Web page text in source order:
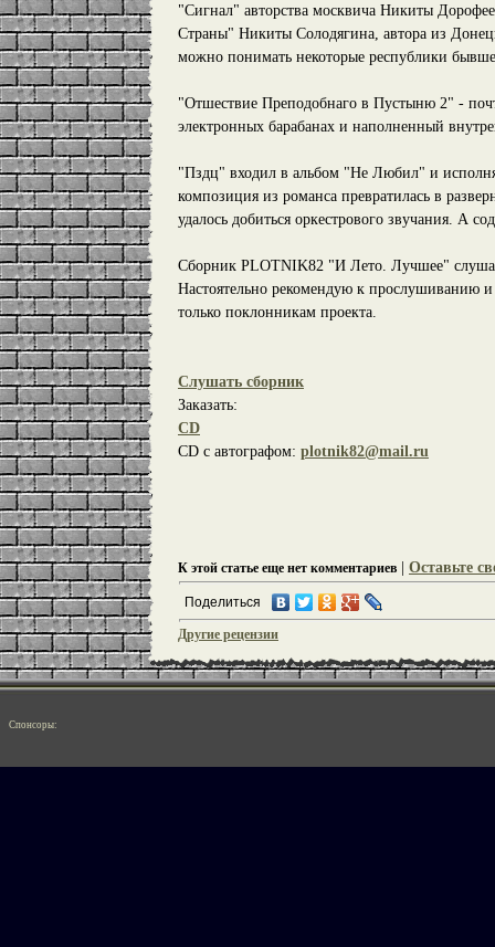
"Сигнал" авторства москвича Никиты
Страны" Никиты Солодягина, автора из
можно понимать некоторые республики
"Отшествие Преподобнаго в Пустыню 2" -
электронных барабанах и наполненный
"Пздц" входил в альбом "Не Любил" и
композиция из романса превратилась в
удалось добиться оркестрового звучания. А
Сборник PLOTNIK82 "И Лето. Лучшее"
Настоятельно рекомендую к прослушиванию
только поклонникам проекта.
Слушать сборник
Заказать:
CD
CD с автографом: plotnik82@mail.ru
К этой статье еще нет комментариев Оставьте
Поделиться
Другие рецензии
Спонсоры: